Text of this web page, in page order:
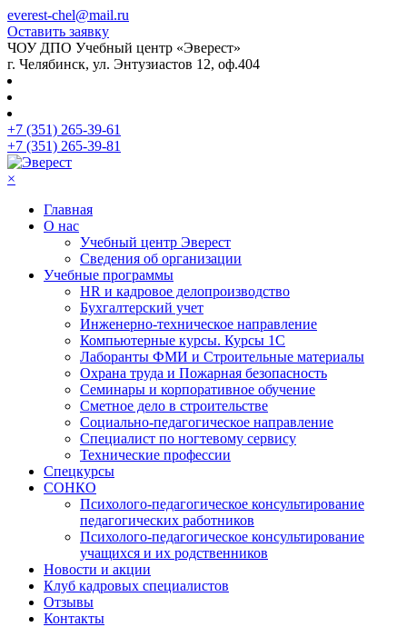
everest-chel@mail.ru
Оставить заявку
ЧОУ ДПО Учебный центр «Эверест»
г. Челябинск, ул. Энтузиастов 12, оф.404
+7 (351) 265-39-61
+7 (351) 265-39-81
×
Главная
О нас
Учебный центр Эверест
Сведения об организации
Учебные программы
HR и кадровое делопроизводство
Бухгалтерский учет
Инженерно-техническое направление
Компьютерные курсы. Курсы 1С
Лаборанты ФМИ и Строительные материалы
Охрана труда и Пожарная безопасность
Семинары и корпоративное обучение
Сметное дело в строительстве
Социально-педагогическое направление
Специалист по ногтевому сервису
Технические профессии
Спецкурсы
СОНКО
Психолого-педагогическое консультирование
педагогических работников
Психолого-педагогическое консультирование
учащихся и их родственников
Новости и акции
Клуб кадровых специалистов
Отзывы
Контакты